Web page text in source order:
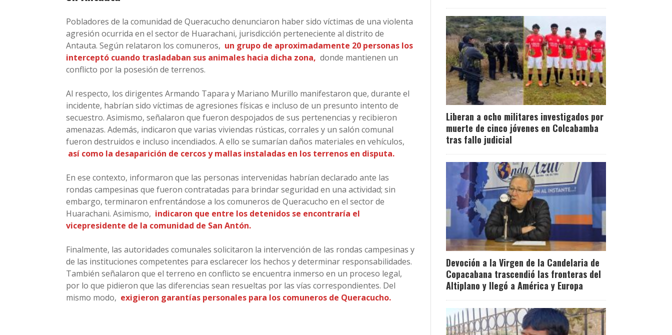
Pobladores de la comunidad de Queracucho denunciaron haber sido víctimas de una violenta
agresión ocurrida en el sector de Huarachani, jurisdicción perteneciente al distrito de
Antauta. Según relataron los comuneros, un grupo de aproximadamente 20 personas los
interceptó cuando trasladaban sus animales hacia dicha zona, donde mantienen un
conflicto por la posesión de terrenos.
Al respecto, los dirigentes Armando Tapara y Mariano Murillo manifestaron que, durante el
incidente, habrían sido víctimas de agresiones físicas e incluso de un presunto intento de
secuestro. Asimismo, señalaron que fueron despojados de sus pertenencias y recibieron
amenazas. Además, indicaron que varias viviendas rústicas, corrales y un salón comunal
fueron destruidos e incluso incendiados. A ello se sumarían daños materiales en vehículos,
así como la desaparición de cercos y mallas instaladas en los terrenos en disputa.
En ese contexto, informaron que las personas intervenidas habrían declarado ante las
rondas campesinas que fueron contratadas para brindar seguridad en una actividad; sin
embargo, terminaron enfrentándose a los comuneros de Queracucho en el sector de
Huarachani. Asimismo, indicaron que entre los detenidos se encontraría el
vicepresidente de la comunidad de San Antón.
Finalmente, las autoridades comunales solicitaron la intervención de las rondas campesinas y
de las instituciones competentes para esclarecer los hechos y determinar responsabilidades.
También señalaron que el terreno en conflicto se encuentra inmerso en un proceso legal,
por lo que pidieron que las diferencias sean resueltas por las vías correspondientes. Del
mismo modo, exigieron garantías personales para los comuneros de Queracucho.
Liberan a ocho militares investigados por
muerte de cinco jóvenes en Colcabamba
tras fallo judicial
Devoción a la Virgen de la Candelaria de
Copacabana trascendió las fronteras del
Altiplano y llegó a América y Europa